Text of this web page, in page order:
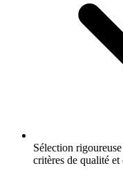
Sélection
critères de qualité et